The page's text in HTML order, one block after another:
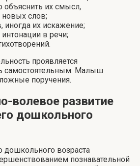
объяснить их смысл,
слов;
иногда их искажение;
в речи;
проявляется
самостоятельным. Малыш
поручения.
волевое развитие
дошкольного
дошкольного возраста
познавательной